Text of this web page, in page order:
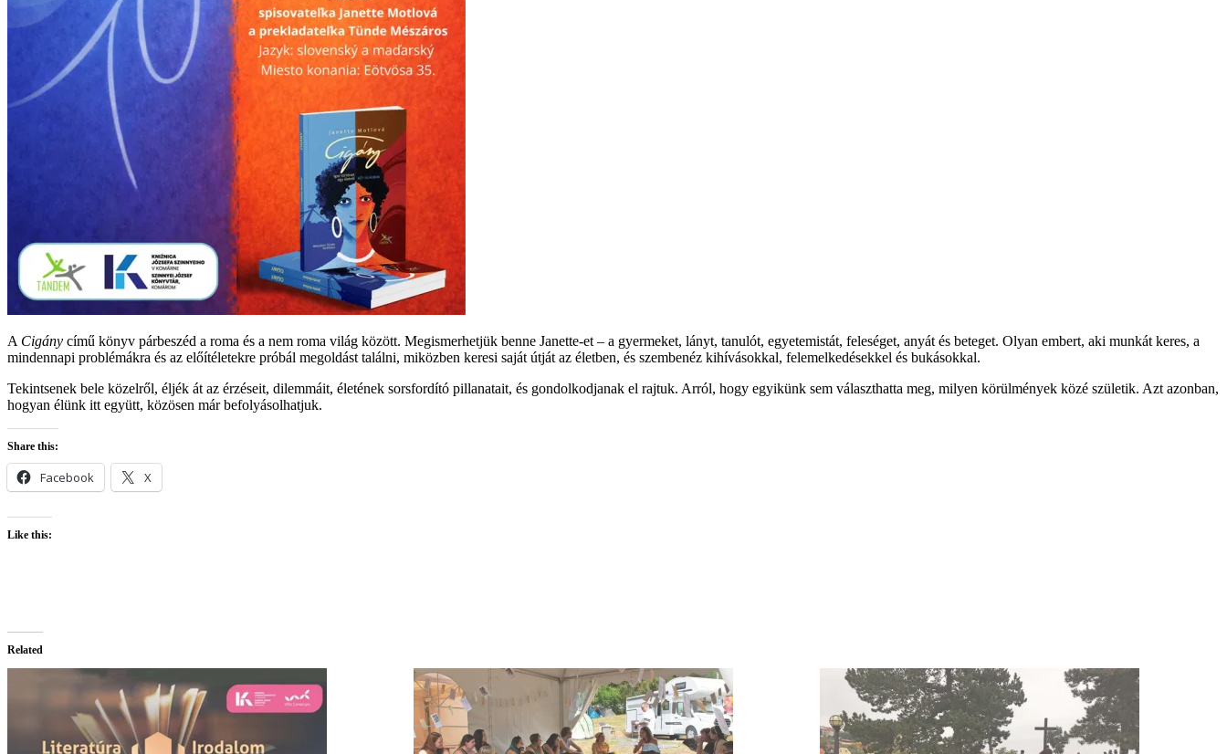
A Cigány című könyv párbeszéd a roma és a nem roma világ között. Megismerhetjük benne Janette-et – a gyermeket, lányt, tanulót, egyetemistát, feleséget, anyát és beteget. Olyan embert, aki munkát keres, a
mindennapi problémákra és az előítéletekre próbál megoldást találni, miközben keresi saját útját az életben, és szembenéz kihívásokkal, felemelkedésekkel és bukásokkal.
Tekintsenek bele közelről, éljék át az érzéseit, dilemmáit, életének sorsfordító pillanatait, és gondolkodjanak el rajtuk. Arról, hogy egyikünk sem választhatta meg, milyen körülmények közé születik. Azt azonban,
hogyan élünk itt együtt, közösen már befolyásolhatjuk.
Share this:
Facebook X
Like this:
Related